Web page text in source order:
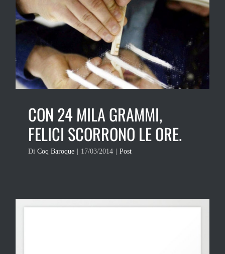
CON 24 MILA GRAMMI,
FELICI SCORRONO LE ORE.
Di Coq Baroque | 17/03/2014 | Post